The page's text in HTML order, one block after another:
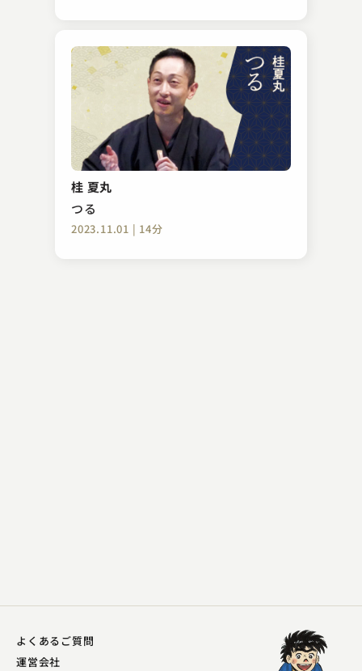
桂 夏丸
つる
2023.11.01 | 14分
鈴々舎 馬桜
掛取り
2023.12.08 | 20分
よくあるご質問
運営会社